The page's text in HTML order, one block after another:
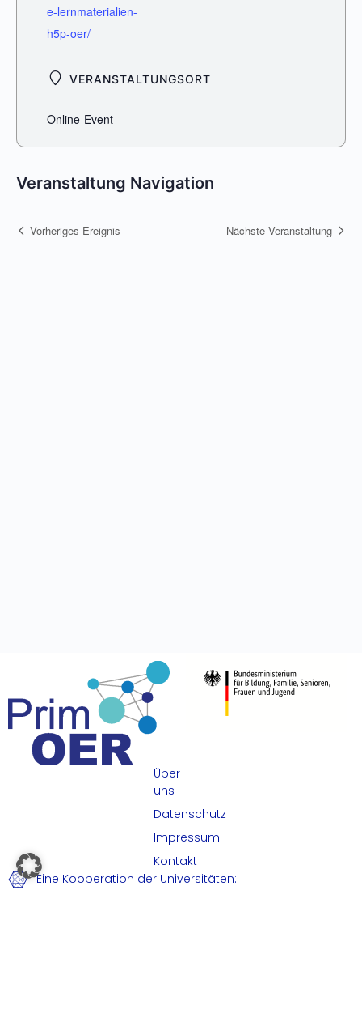
e-lernmaterialien-
h5p-oer/
VERANSTALTUNGSORT
Online-Event
Veranstaltung Navigation
Vorheriges Ereignis Nächste Veranstaltung
Über
uns
Datenschutz
Impressum
Kontakt
Eine Kooperation der Universitäten: